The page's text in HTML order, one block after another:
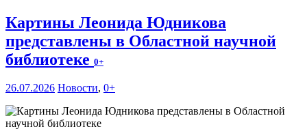
Картины Леонида Юдникова
представлены в Областной научной
библиотеке 0+
26.07.2026 Новости, 0+